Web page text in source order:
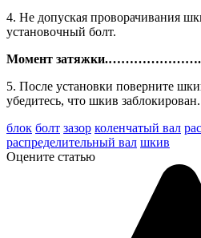
4. Не допуская проворачивания
установочный болт.
Момент затяжки.………………….
5. После установки поверните
убедитесь, что шкив заблокирован.
блок болт зазор коленчатый вал
распределительный вал шкив
Оцените статью